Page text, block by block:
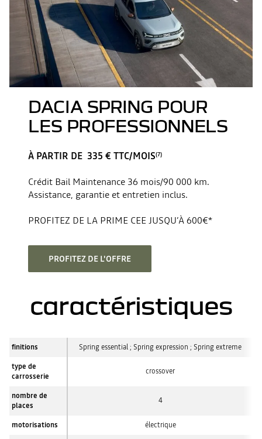
DACIA SPRING POUR
LES PROFESSIONNELS
À PARTIR DE 335 € TTC/MOIS(7)
Crédit Bail Maintenance 36 mois/90 000 km.
Assistance, garantie et entretien inclus.
PROFITEZ DE LA PRIME CEE JUSQU’À 600€*
PROFITEZ DE L'OFFRE
caractéristiques
finitions Spring essential ; Spring expression ; Spring extreme
type de
carrosserie
crossover
nombre de
places
4
motorisations électrique